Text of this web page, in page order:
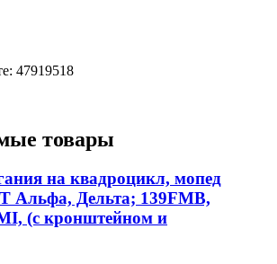
47919518
товары
на квадроцикл, мопед
Альфа, Дельта; 139FMB,
(с кронштейном и